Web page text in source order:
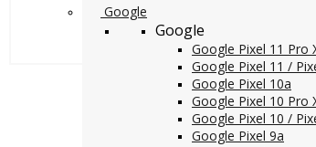
Google
Google
Google Pixel 11 Pro
Google Pixel 11 /
Google Pixel 10a
Google Pixel 10 Pro
Google Pixel 10 /
Google Pixel 9a